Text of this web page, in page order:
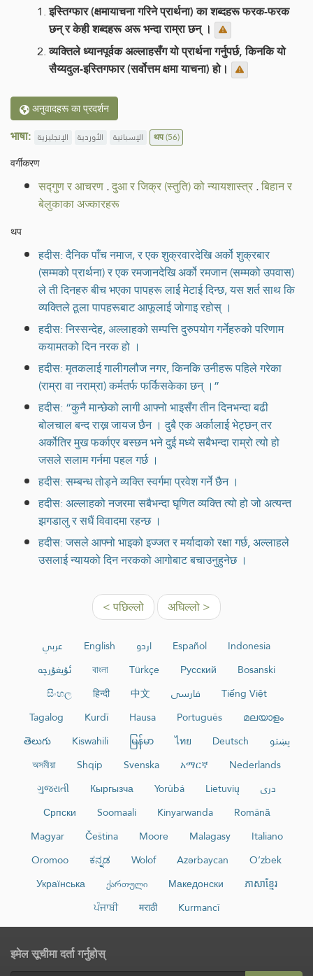
इस्तिग्फार (क्षमायाचना गरिने प्रार्थना) का शब्दहरू फरक-फरक
छन् र केही शब्दहरू अरू भन्दा राम्रा छन् ।
व्यक्तिले ध्यानपूर्वक अल्लाहसँग यो प्रार्थना गर्नुपर्छ, किनकि यो
सैय्यदुल-इस्तिगफार (सर्वोत्तम क्षमा याचना) हो।
अनुवादहरू का प्रदर्शन
भाषा: الإنجليزية الأوردية الإسبانية थप(56)
वर्गीकरण
सद्गुण र आचरण.दुआ र जिक्र (स्तुति) को न्यायशास्त्र.बिहान र
बेलुकाका अज्कारहरू
थप
हदीस: दैनिक पाँच नमाज, र एक शुक्रवारदेखि अर्को शुक्रबार
(सम्मको प्रार्थना) र एक रमजानदेखि अर्को रमजान (सम्मको उपवास)
ले ती दिनहरु बीच भएका पापहरू लाई मेटाई दिन्छ, यस शर्त साथ कि
व्यक्तिले ठूला पापहरूबाट आफूलाई जोगाइ रहोस् ।
हदीस: निस्सन्देह, अल्लाहको सम्पत्ति दुरुपयोग गर्नेहरुको परिणाम
कयामतको दिन नरक हो ।
हदीस: मृतकलाई गालीगलौज नगर, किनकि उनीहरू पहिले गरेका
(राम्रा वा नराम्रा) कर्मतर्फ फर्किसकेका छन् ।”
हदीस: “कुनै मान्छेको लागी आफ्नो भाइसँग तीन दिनभन्दा बढी
बोलचाल बन्द राख्न जायज छैन । दुबै एक अर्कालाई भेट्छन् तर
अर्कोतिर मुख फर्काएर बस्छन भने दुई मध्ये सबैभन्दा राम्रो त्यो हो
जसले सलाम गर्नमा पहल गर्छ ।
हदीस: सम्बन्ध तोड्ने व्यक्ति स्वर्गमा प्रवेश गर्ने छैन ।
हदीस: अल्लाहको नजरमा सबैभन्दा घृणित व्यक्ति त्यो हो जो अत्यन्त
झगडालु र सधैं विवादमा रहन्छ ।
हदीस: जसले आफ्नो भाइको इज्जत र मर्यादाको रक्षा गर्छ, अल्लाहले
उसलाई न्यायको दिन नरकको आगोबाट बचाउनुहुनेछ ।
< पछिल्लो अघिल्लो >
عربي English اردو Español
Indonesia
ئۇيغۇرچە
বাংলা Türkçe Русский
Bosanski
සිංහල
हिन्दी 中文 فارسی
Tiếng Việt
Tagalog
Kurdî Hausa Português
മലയാളം
తెలుగు
Kiswahili မြန်မာ ไทย Deutsch
پښتو
অসমীয়া
Shqip Svenska አማርኛ
Nederlands
ગુજરાતી
Кыргызча Yorùbá Lietuvių
دری
Српски
Soomaali Kinyarwanda
Română
Magyar
Čeština Moore Malagasy
Italiano
Oromoo
ಕನ್ನಡ Wolof Azərbaycan
O‘zbek
Українська
ქართული Македонски
ភាសាខ្មែរ
ਪੰਜਾਬੀ
मराठी Kurmancî
इमेल सूचीमा दर्ता गर्नुहोस्